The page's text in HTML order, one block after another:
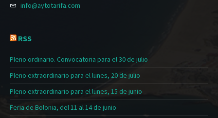
info@aytotarifa.com
RSS
Pleno ordinario. Convocatoria para el 30 de julio
Pleno extraordinario para el lunes, 20 de julio
Pleno extraordinario para el lunes, 15 de junio
Feria de Bolonia, del 11 al 14 de junio